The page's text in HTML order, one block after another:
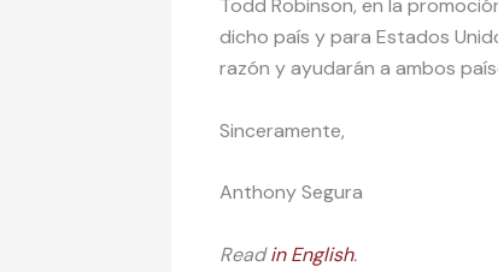
Todd Robinson, en la
dicho país y para Estados
razón y ayudarán a ambos
Sinceramente,
Anthony Segura
Readin English.